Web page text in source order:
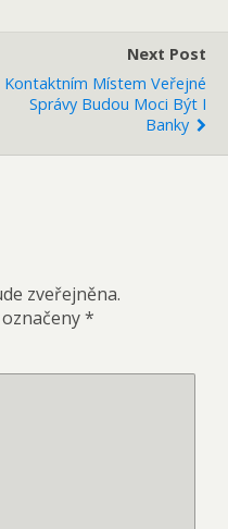
Next Post
Kontaktním Místem Veřejné
Správy Budou Moci Být I
Banky
zveřejněna.
*